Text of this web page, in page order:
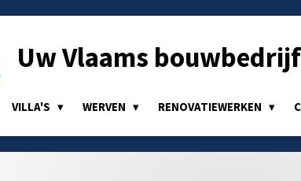
Uw Vlaams
VILLA'S WERVEN RENOVATIEWERKEN